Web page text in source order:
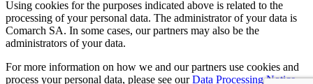
Using cookies for the purposes indicated above is related to the
processing of your personal data. The administrator of your data is
Comarch SA. In some cases, our partners may also be the
administrators of your data.
For more information on how we and our partners use cookies and
process your personal data, please see ourData Processing Notice